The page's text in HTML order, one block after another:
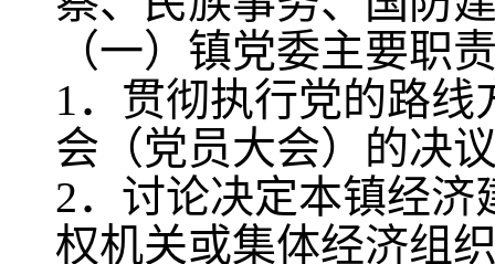
（一）镇党委主要职
1．贯彻执行党的路
会（党员大会）的决
2．讨论决定本镇经
权机关或集体经济组